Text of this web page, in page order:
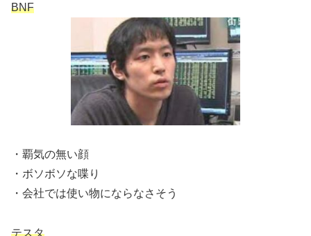
BNF
・覇気の無い顔
・ボソボソな喋り
・会社では使い物にならなさそう
テスタ